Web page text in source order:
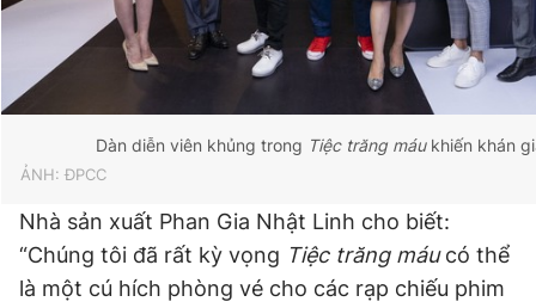
Dàn diễn viên khủng trong Tiệc trăng máukhiến khán
ẢNH: ĐPCC
Nhà sản xuất Phan Gia Nhật Linh cho biết:
“Chúng tôi đã rất kỳ vọng Tiệc trăng máucó thể
là một cú hích phòng vé cho các rạp chiếu phim